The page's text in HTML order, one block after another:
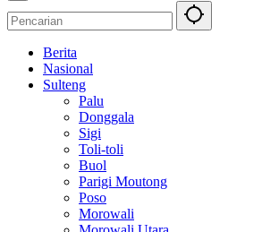
Berita
Nasional
Sulteng
Palu
Donggala
Sigi
Toli-toli
Buol
Parigi Moutong
Poso
Morowali